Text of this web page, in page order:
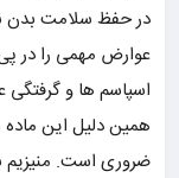
در حفظ سلامت بدن
عوارض مهمی را در
اسپاسم ها و گرفتگی
همین دلیل این
ضروری است. منیزیم